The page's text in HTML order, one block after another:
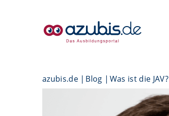
azubis.de Blog Was ist die JAV?